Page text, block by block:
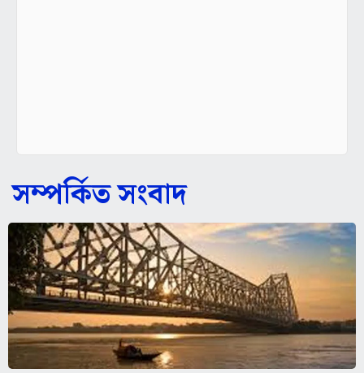
সম্পর্কিত সংবাদ